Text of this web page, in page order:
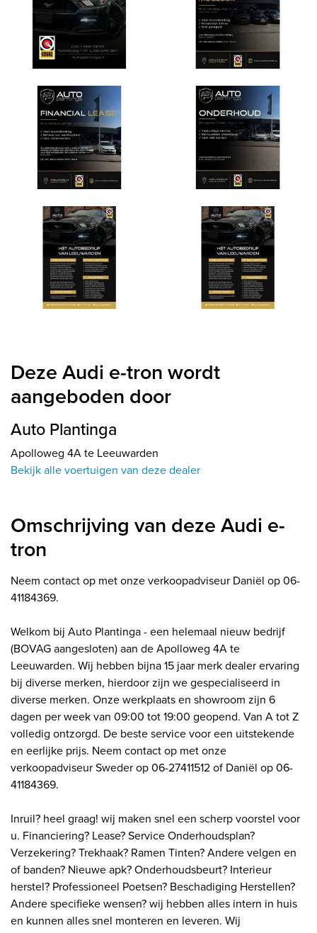
Deze Audi e-tron wordt
aangeboden door
Auto Plantinga
Apolloweg 4A te Leeuwarden
Bekijk alle voertuigen van deze dealer
Omschrijving van deze Audi e-
tron
Neem contact op met onze verkoopadviseur Daniël op 06-
41184369.
Welkom bij Auto Plantinga - een helemaal nieuw bedrijf
(BOVAG aangesloten) aan de Apolloweg 4A te
Leeuwarden. Wij hebben bijna 15 jaar merk dealer ervaring
bij diverse merken, hierdoor zijn we gespecialiseerd in
diverse merken. Onze werkplaats en showroom zijn 6
dagen per week van 09:00 tot 19:00 geopend. Van A tot Z
volledig ontzorgd. De beste service voor een uitstekende
en eerlijke prijs. Neem contact op met onze
verkoopadviseur Sweder op 06-27411512 of Daniël op 06-
41184369.
Inruil? heel graag! wij maken snel een scherp voorstel voor
u. Financiering? Lease? Service Onderhoudsplan?
Verzekering? Trekhaak? Ramen Tinten? Andere velgen en
of banden? Nieuwe apk? Onderhoudsbeurt? Interieur
herstel? Professioneel Poetsen? Beschadiging Herstellen?
Andere specifieke wensen? wij hebben alles intern in huis
en kunnen alles snel monteren en leveren. Wij